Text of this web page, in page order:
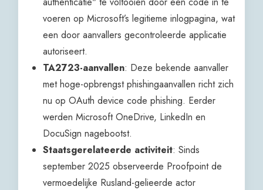
voeren op Microsoft’s legitieme inlogpagina, wat
een door aanvallers gecontroleerde applicatie
autoriseert.
TA2723-aanvallen: Deze bekende aanvaller
met hoge-opbrengst phishingaanvallen richt zich
nu op OAuth device code phishing. Eerder
werden Microsoft OneDrive, LinkedIn en
DocuSign nagebootst.
Staatsgerelateerde activiteit: Sinds
september 2025 observeerde Proofpoint de
vermoedelijke Rusland-gelieerde actor